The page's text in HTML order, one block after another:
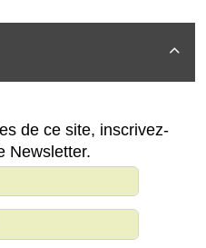

de ce site, inscrivez-
Newsletter.